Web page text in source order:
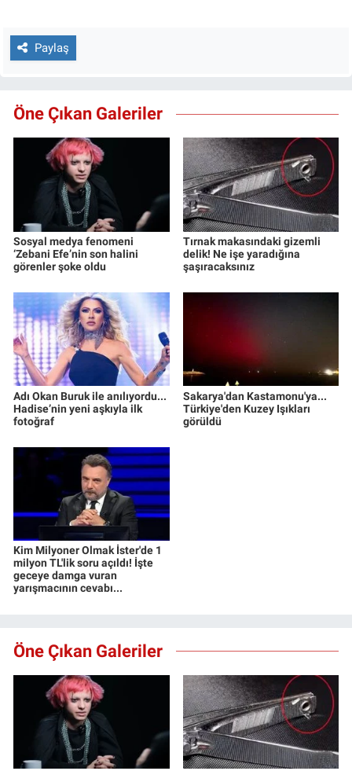
Paylaş
Öne Çıkan Galeriler
Sosyal medya fenomeni
‘Zebani Efe’nin son halini
görenler şoke oldu
Tırnak makasındaki gizemli
delik! Ne işe yaradığına
şaşıracaksınız
Adı Okan Buruk ile anılıyordu...
Hadise’nin yeni aşkıyla ilk
fotoğraf
Sakarya'dan Kastamonu'ya...
Türkiye'den Kuzey Işıkları
görüldü
Kim Milyoner Olmak İster'de 1
milyon TL'lik soru açıldı! İşte
geceye damga vuran
yarışmacının cevabı...
Öne Çıkan Galeriler